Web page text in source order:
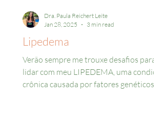
Lipedema
Verão sempre me trouxe desafios para
lidar com meu LIPEDEMA, uma condição
crônica causada por fatores genéticos,
Dra. Paula Reichert Leite
Jan 28, 2025
3 min read